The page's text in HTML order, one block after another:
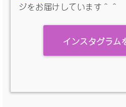
ジをお届けしています＾＾
インスタグラム